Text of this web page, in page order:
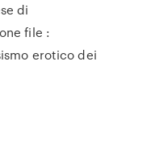
di
file :
erotico dei